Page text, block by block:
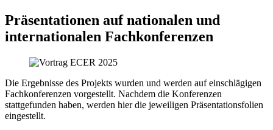
Präsentationen auf nationalen und
internationalen Fachkonferenzen
Die Ergebnisse des Projekts wurden und werden auf einschlägigen
Fachkonferenzen vorgestellt. Nachdem die Konferenzen
stattgefunden haben, werden hier die jeweiligen Präsentationsfolien
eingestellt.